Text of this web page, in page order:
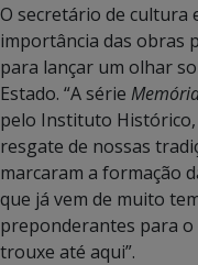
O secretário de cultura
importância das obras
para lançar um olhar
Estado. “A série
pelo Instituto Histórico,
resgate de nossas
marcaram a formação
que já vem de muito
preponderantes para
trouxe até aqui”.